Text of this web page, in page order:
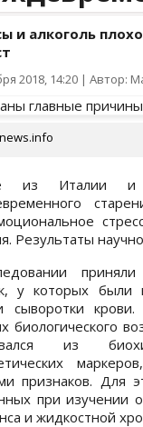
и алкоголь
2018, 14:20 | Автор:
из Италии и
Результаты
у которых были
сыворотки
биологического
из
признаков. Для
при изучении
и жидкостной